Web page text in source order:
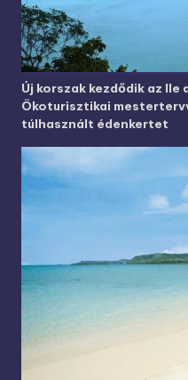
Új korszak kezdődik az
Ökoturisztikai
túlhasznált édenkertet